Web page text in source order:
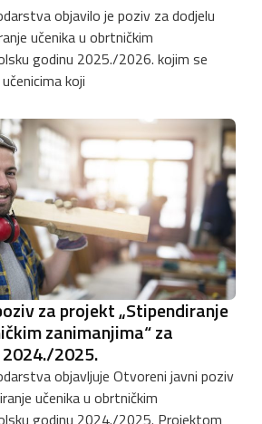
objavilo je poziv za dodjelu
učenika u obrtničkim
godinu 2025./2026. kojim se
koji
za projekt „Stipendiranje
zanimanjima“ za
2025.
objavljuje Otvoreni javni poziv
učenika u obrtničkim